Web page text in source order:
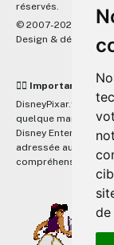
de
réservés.
© 2007-2026
Design &
☝🏼 Important
DisneyPixar.fr est un
quelque manière que
Disney Enterprises,
adressée aux
compréhension.